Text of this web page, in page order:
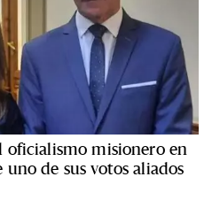
oficialismo misionero en
de sus votos aliados